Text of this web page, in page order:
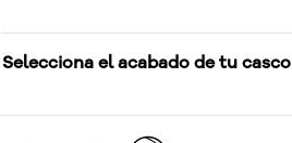
Selecciona el acabado de tu casco